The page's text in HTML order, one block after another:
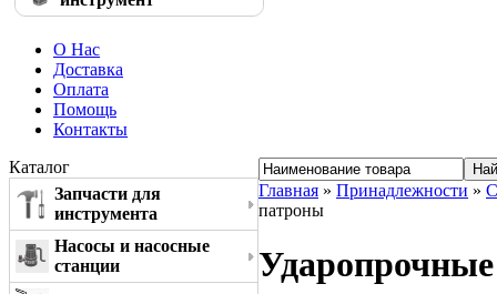
О Нас
Доставка
Оплата
Помощь
Контакты
Каталог
Запчасти для
инструмента
Насосы и насосные
станции
Главная » Принадлежности »
патроны